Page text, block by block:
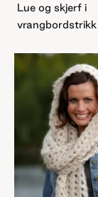
Lue og skjerf i
vrangbordstrikk